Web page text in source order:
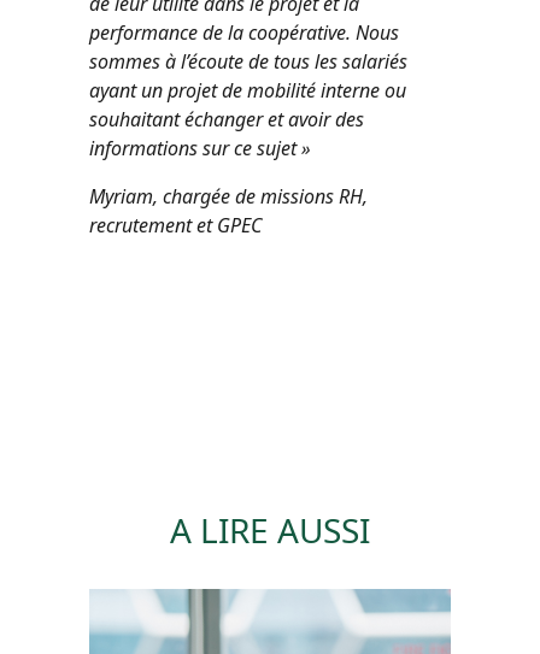
performance de lacoopérative. Nous
sommes à l’écoute de tous les salariés
ayant un projet demobilité interne ou
souhaitant échanger et avoir des
informations sur cesujet »
Myriam, chargée de missions RH,
recrutement et GPEC
A LIRE AUSSI